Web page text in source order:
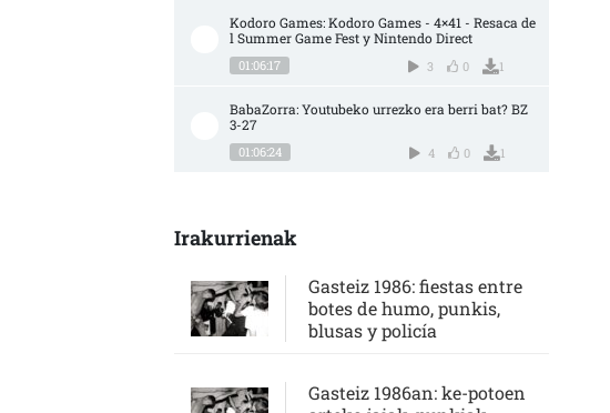
Kodoro Games: Kodoro Games - 4×41 - Resaca de
l Summer Game Fest y Nintendo Direct
01:06:17 3 0 1
BabaZorra: Youtubeko urrezko era berri bat? BZ
3-27
01:06:24 4 0 1
Irakurrienak
Gasteiz 1986: fiestas entre
botes de humo, punkis,
blusas y policía
Gasteiz 1986an: ke-potoen